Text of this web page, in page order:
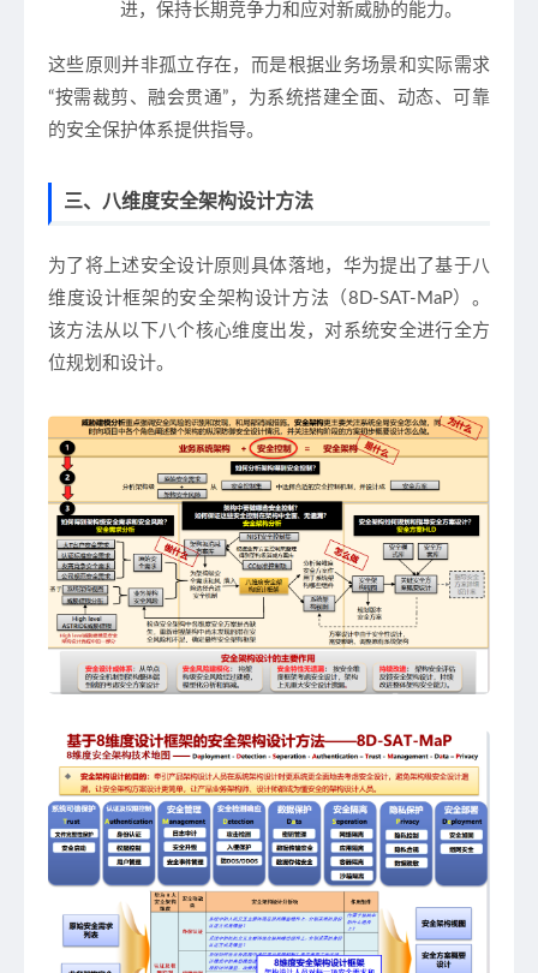
进，保持长期竞争力和应对新威胁的能力。
这些原则并非孤立存在，而是根据业务场景和实际需求
“按需裁剪、融会贯通”，为系统搭建全面、动态、可靠
的安全保护体系提供指导。
三、八维度安全架构设计方法
为了将上述安全设计原则具体落地，华为提出了基于八
维度设计框架的安全架构设计方法（8D-SAT-MaP）。
该方法从以下八个核心维度出发，对系统安全进行全方
位规划和设计。